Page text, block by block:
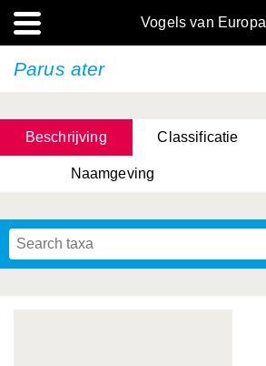
Vogels van Europa
Parus ater
Beschrijving Classificatie
Naamgeving